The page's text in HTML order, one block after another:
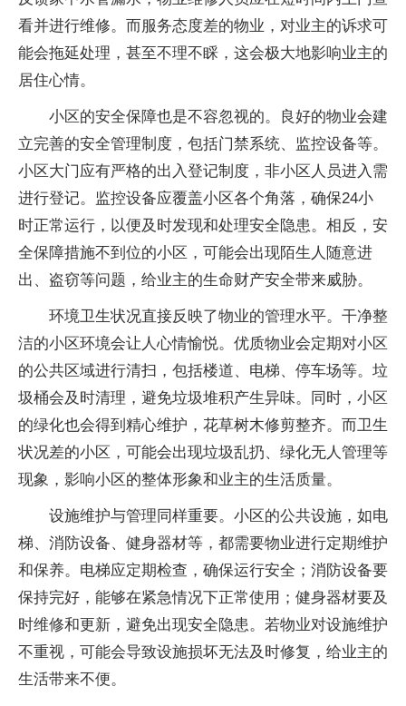
看并进行维修。而服务态度差的物业，对业主的诉求可
能会拖延处理，甚至不理不睬，这会极大地影响业主的
居住心情。
小区的安全保障也是不容忽视的。良好的物业会建
立完善的安全管理制度，包括门禁系统、监控设备等。
小区大门应有严格的出入登记制度，非小区人员进入需
进行登记。监控设备应覆盖小区各个角落，确保24小
时正常运行，以便及时发现和处理安全隐患。相反，安
全保障措施不到位的小区，可能会出现陌生人随意进
出、盗窃等问题，给业主的生命财产安全带来威胁。
环境卫生状况直接反映了物业的管理水平。干净整
洁的小区环境会让人心情愉悦。优质物业会定期对小区
的公共区域进行清扫，包括楼道、电梯、停车场等。垃
圾桶会及时清理，避免垃圾堆积产生异味。同时，小区
的绿化也会得到精心维护，花草树木修剪整齐。而卫生
状况差的小区，可能会出现垃圾乱扔、绿化无人管理等
现象，影响小区的整体形象和业主的生活质量。
设施维护与管理同样重要。小区的公共设施，如电
梯、消防设备、健身器材等，都需要物业进行定期维护
和保养。电梯应定期检查，确保运行安全；消防设备要
保持完好，能够在紧急情况下正常使用；健身器材要及
时维修和更新，避免出现安全隐患。若物业对设施维护
不重视，可能会导致设施损坏无法及时修复，给业主的
生活带来不便。